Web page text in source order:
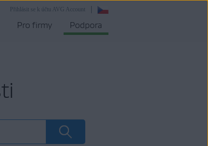
Přihlásit se k účtu AVG Account
Pro firmy Podpora